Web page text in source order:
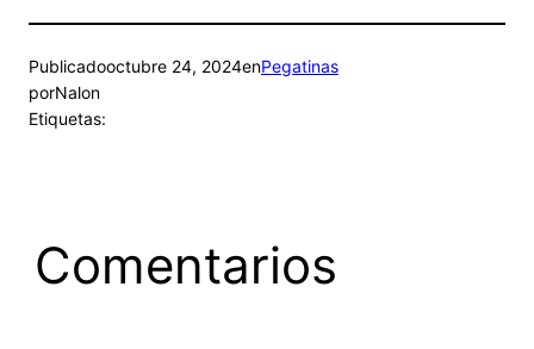
Publicadooctubre 24, 2024enPegatinas
porNalon
Etiquetas:
Comentarios